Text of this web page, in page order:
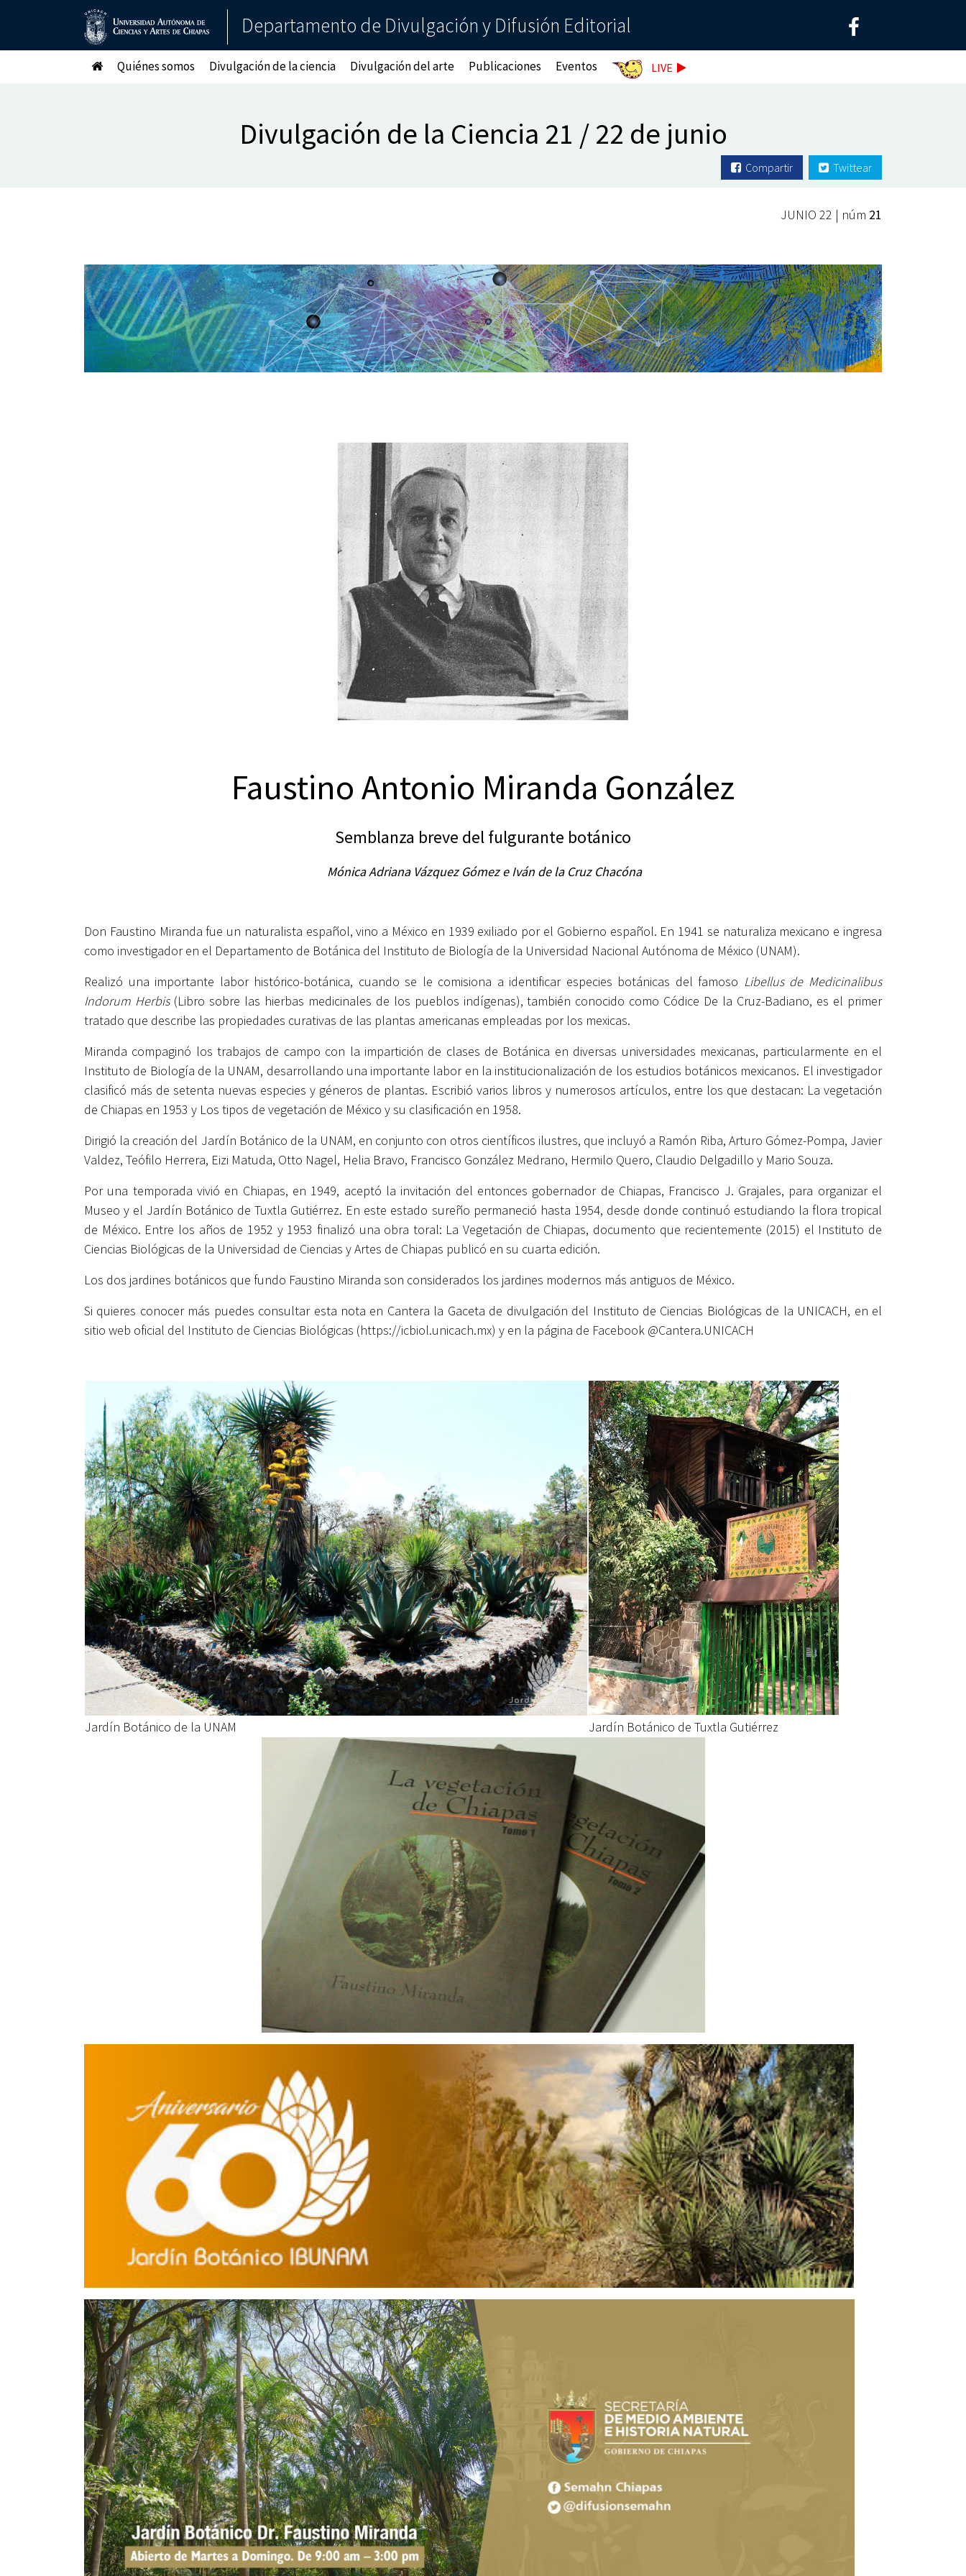
Departamento de Divulgación y Difusión Editorial
Quiénes somos Divulgación de la ciencia Divulgación del arte Publicaciones Eventos LIVE
Divulgación de la Ciencia 21 / 22 de junio
Compartir Twittear
JUNIO 22 | núm 21
Faustino Antonio Miranda González
Semblanza breve del fulgurante botánico
Mónica Adriana Vázquez Gómez e Iván de la Cruz Chacóna
Don Faustino Miranda fue un naturalista español, vino a México en 1939 exiliado por el Gobierno español. En 1941 se naturaliza mexicano e ingresa
como investigador en el Departamento de Botánica del Instituto de Biología de la Universidad Nacional Autónoma de México (UNAM).
Realizó una importante labor histórico-botánica, cuando se le comisiona a identificar especies botánicas del famoso Libellus de Medicinalibus
Indorum Herbis(Libro sobre las hierbas medicinales de los pueblos indígenas), también conocido como Códice De la Cruz-Badiano, es el primer
tratado que describe las propiedades curativas de las plantas americanas empleadas por los mexicas.
Miranda compaginó los trabajos de campo con la impartición de clases de Botánica en diversas universidades mexicanas, particularmente en el
Instituto de Biología de la UNAM, desarrollando una importante labor en la institucionalización de los estudios botánicos mexicanos. El investigador
clasificó más de setenta nuevas especies y géneros de plantas. Escribió varios libros y numerosos artículos, entre los que destacan: La vegetación
de Chiapas en 1953 y Los tipos de vegetación de México y su clasificación en 1958.
Dirigió la creación del Jardín Botánico de la UNAM, en conjunto con otros científicos ilustres, que incluyó a Ramón Riba, Arturo Gómez-Pompa, Javier
Valdez, Teófilo Herrera, Eizi Matuda, Otto Nagel, Helia Bravo, Francisco González Medrano, Hermilo Quero, Claudio Delgadillo y Mario Souza.
Por una temporada vivió en Chiapas, en 1949, aceptó la invitación del entonces gobernador de Chiapas, Francisco J. Grajales, para organizar el
Museo y el Jardín Botánico de Tuxtla Gutiérrez. En este estado sureño permaneció hasta 1954, desde donde continuó estudiando la flora tropical
de México. Entre los años de 1952 y 1953 finalizó una obra toral: La Vegetación de Chiapas, documento que recientemente (2015) el Instituto de
Ciencias Biológicas de la Universidad de Ciencias y Artes de Chiapas publicó en su cuarta edición.
Los dos jardines botánicos que fundo Faustino Miranda son considerados los jardines modernos más antiguos de México.
Si quieres conocer más puedes consultar esta nota en Cantera la Gaceta de divulgación del Instituto de Ciencias Biológicas de la UNICACH, en el
sitio web oficial del Instituto de Ciencias Biológicas (https://icbiol.unicach.mx) y en la página de Facebook @Cantera.UNICACH
Jardín Botánico de la UNAM Jardín Botánico de Tuxtla Gutiérrez